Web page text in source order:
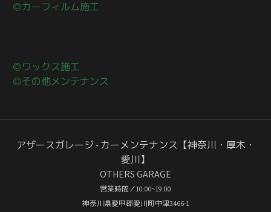
◎カーフィルム施工
◎ワックス施工
◎その他メンテナンス
アザースガレージ - カーメンテナンス【神奈川・厚木・
愛川】
OTHERS GARAGE
営業時間／10:00~19:00
神奈川県愛甲郡愛川町中津3466-1